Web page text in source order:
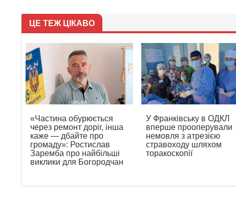
ЦЕ ТЕЖ ЦІКАВО
«Частина обурюється
через ремонт доріг, інша
каже — дбайте про
громаду»: Ростислав
Заремба про найбільші
виклики для Богородчан
У Франківську в ОДКЛ
вперше прооперували
немовля з атрезією
стравоходу шляхом
торакоскопії